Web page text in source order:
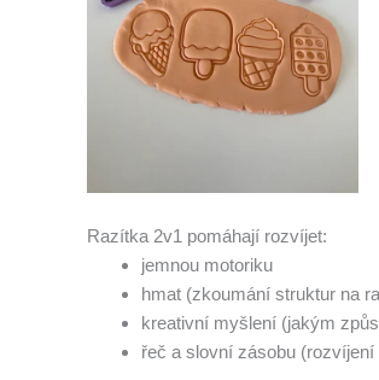
Razítka 2v1 pomáhají rozvíjet:
jemnou motoriku
hmat (zkoumání struktur na
kreativní myšlení (jakým
řeč a slovní zásobu